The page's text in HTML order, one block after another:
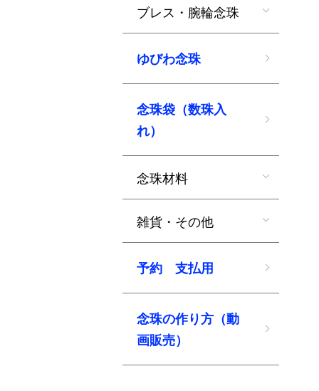
ブレス・腕輪念珠
ゆびわ念珠
念珠袋（数珠入
れ）
念珠材料
雑貨・その他
予約 支払用
念珠の作り方（動
画販売）